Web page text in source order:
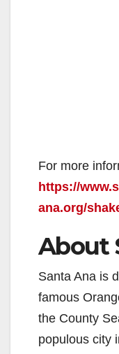
For more
https://
ana.org/
About
Santa Ana is
famous
the County
populous city